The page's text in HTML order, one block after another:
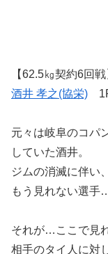
【62.5㎏契約6回戦
酒井 孝之(協栄)
元々は岐阜のコパ
していた酒井。
ジムの消滅に伴い
もう見れない選手
それが…ここで見
相手のタイ人に対